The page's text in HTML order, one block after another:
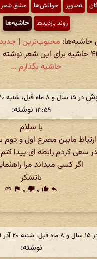
تصاویر خوانش‌ها مشق شعر
روند بازدیدها
حاشیه‌ها
حاشیه‌ها: محبوب‌ترین |
حاشیه بگذارم ...
۱۳:۵۹ نوشته:
با سلام
مابین مصرع اول و دوم
سعی کردم رابطه ای پیدا
اگر کسی میداند مرا
باتشکر
reply
thumb_up ۰ thumb_down ۰ flag
link
۱۳۸۹، ساعت ۱۷:۲۰
نوشته: